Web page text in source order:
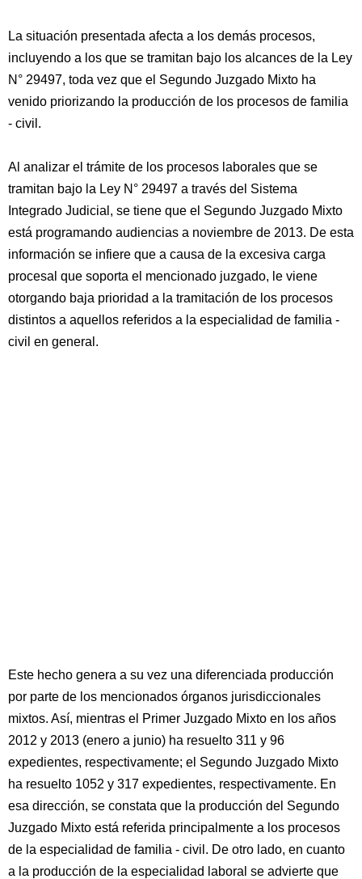
La situación presentada afecta a los demás procesos,
incluyendo a los que se tramitan bajo los alcances de la Ley
N° 29497, toda vez que el Segundo Juzgado Mixto ha
venido priorizando la producción de los procesos de familia
- civil.
Al analizar el trámite de los procesos laborales que se
tramitan bajo la Ley N° 29497 a través del Sistema
Integrado Judicial, se tiene que el Segundo Juzgado Mixto
está programando audiencias a noviembre de 2013. De esta
información se infiere que a causa de la excesiva carga
procesal que soporta el mencionado juzgado, le viene
otorgando baja prioridad a la tramitación de los procesos
distintos a aquellos referidos a la especialidad de familia -
civil en general.
Este hecho genera a su vez una diferenciada producción
por parte de los mencionados órganos jurisdiccionales
mixtos. Así, mientras el Primer Juzgado Mixto en los años
2012 y 2013 (enero a junio) ha resuelto 311 y 96
expedientes, respectivamente; el Segundo Juzgado Mixto
ha resuelto 1052 y 317 expedientes, respectivamente. En
esa dirección, se constata que la producción del Segundo
Juzgado Mixto está referida principalmente a los procesos
de la especialidad de familia - civil. De otro lado, en cuanto
a la producción de la especialidad laboral se advierte que